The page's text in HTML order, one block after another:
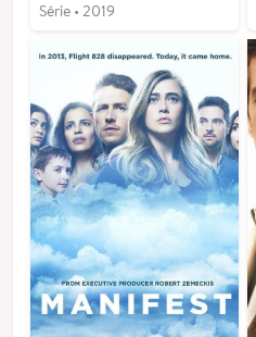
Série • 2019